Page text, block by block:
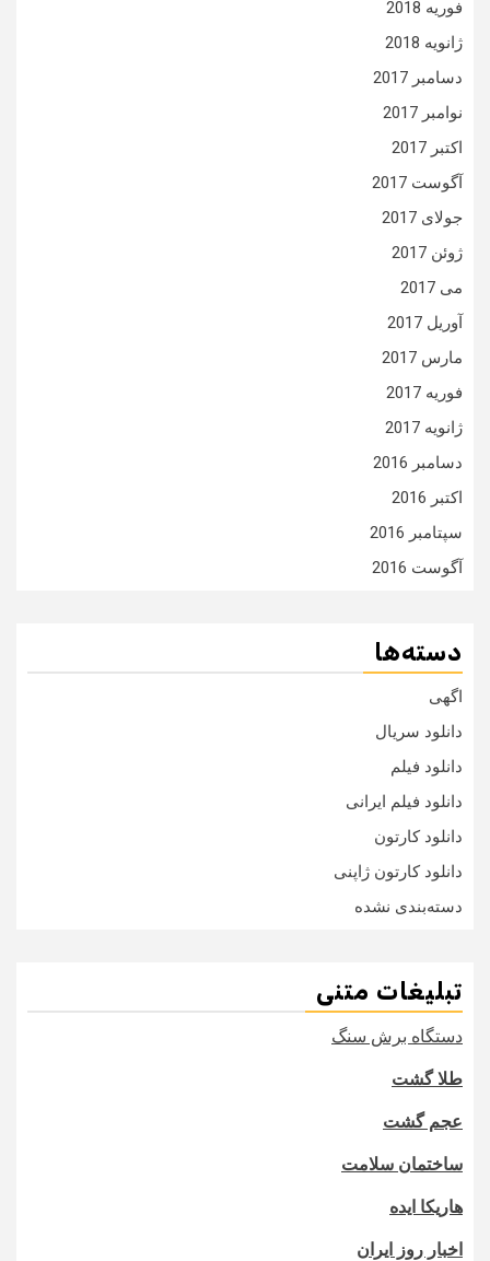
فوریه 2018
ژانویه 2018
دسامبر 2017
نوامبر 2017
اکتبر 2017
آگوست 2017
جولای 2017
ژوئن 2017
می 2017
آوریل 2017
مارس 2017
فوریه 2017
ژانویه 2017
دسامبر 2016
اکتبر 2016
سپتامبر 2016
آگوست 2016
دسته‌ها
اگهی
دانلود سریال
دانلود فیلم
دانلود فیلم ایرانی
دانلود کارتون
دانلود کارتون ژاپنی
دسته‌بندی نشده
تبلیغات متنی
دستگاه برش سنگ
طلا گشت
عجم گشت
ساختمان سلامت
هاریکا ایده
اخبار روز ایران